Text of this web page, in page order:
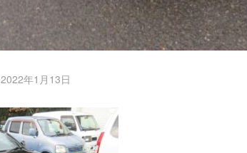
2022年1月13日